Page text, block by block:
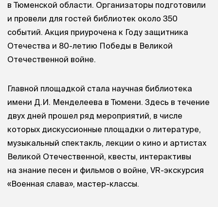
в Тюменской области. Организаторы подготовили
и провели для гостей библиотек около 350
событий. Акция приурочена к Году защитника
Отечества и 80-летию Победы в Великой
Отечественной войне.
Главной площадкой стала научная библиотека
имени Д.И. Менделеева в Тюмени. Здесь в течение
двух дней прошел ряд мероприятий, в числе
которых дискуссионные площадки о литературе,
музыкальный спектакль, лекции о кино и артистах
Великой Отечественной, квесты, интерактивы
на знание песен и фильмов о войне, VR-экскурсия
«Военная слава», мастер-классы.